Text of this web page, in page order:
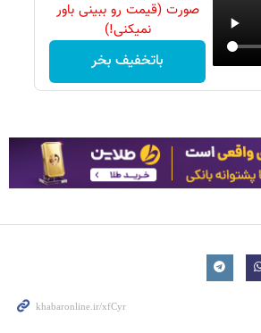
صورت (قیمت رو ببینی باور
نمیکنی!)
باتخفیف بخر